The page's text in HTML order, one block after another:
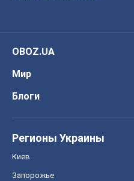
OBOZ.UA
Мир
Блоги
Регионы Украины
Киев
Запорожье